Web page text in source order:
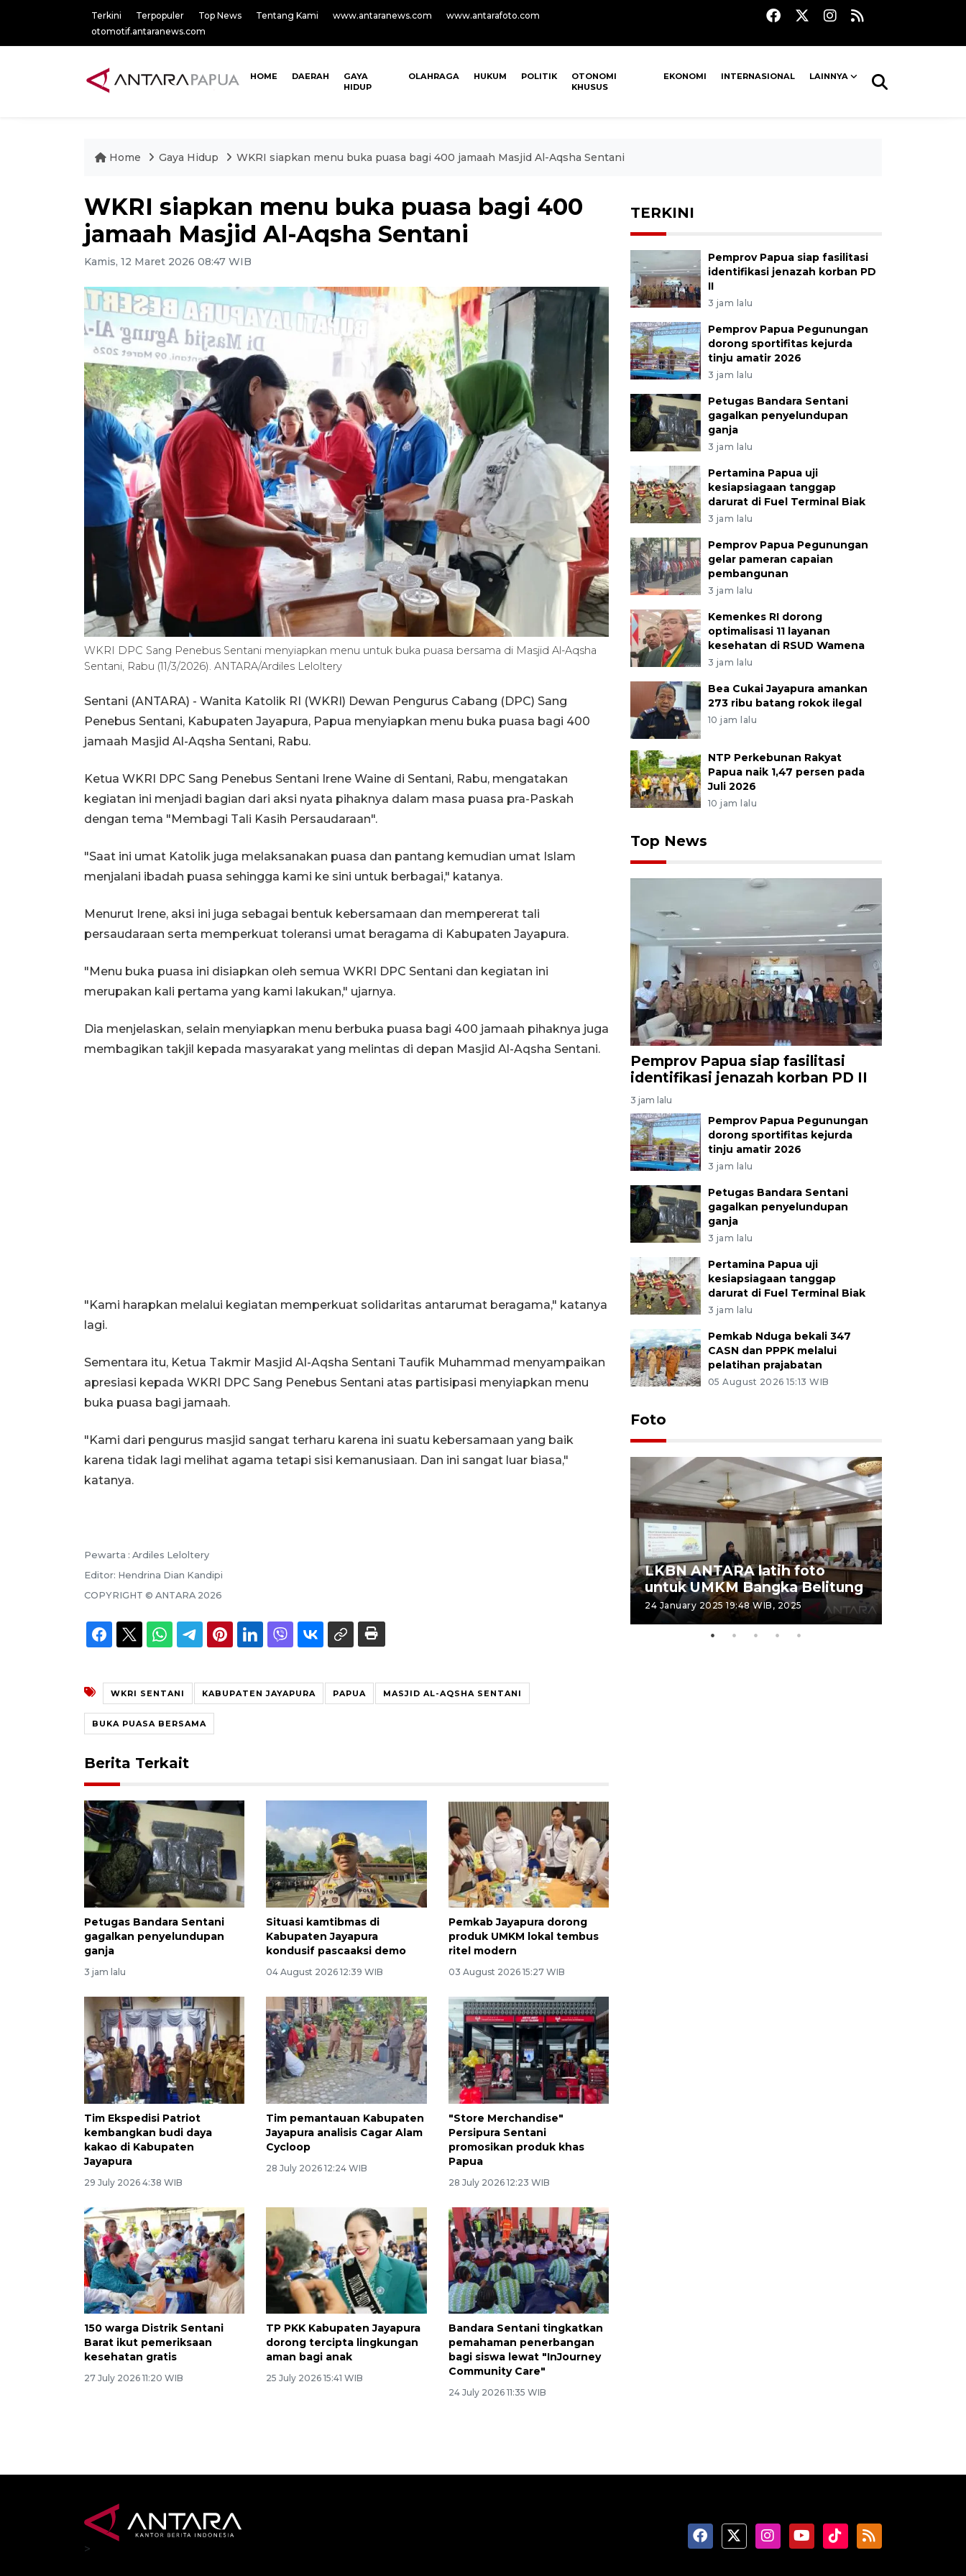
Terkini Terpopuler Top News Tentang Kami www.antaranews.com
www.antarafoto.com
otomotif.antaranews.com
HOME DAERAH
GAYA
HIDUP
OLAHRAGA HUKUM POLITIK
OTONOMI
KHUSUS
EKONOMI INTERNASIONAL LAINNYA
Home Gaya Hidup WKRI siapkan menu buka puasa bagi 400 jamaah Masjid Al-Aqsha Sentani
WKRI siapkan menu buka puasa bagi 400
jamaah Masjid Al-Aqsha Sentani
Kamis, 12 Maret 2026 08:47 WIB
WKRI DPC Sang Penebus Sentani menyiapkan menu untuk buka puasa bersama di Masjid Al-Aqsha
Sentani, Rabu (11/3/2026). ANTARA/Ardiles Leloltery
Sentani (ANTARA) - Wanita Katolik RI (WKRI) Dewan Pengurus Cabang (DPC) Sang
Penebus Sentani, Kabupaten Jayapura, Papua menyiapkan menu buka puasa bagi 400
jamaah Masjid Al-Aqsha Sentani, Rabu.
Ketua WKRI DPC Sang Penebus Sentani Irene Waine di Sentani, Rabu, mengatakan
kegiatan ini menjadi bagian dari aksi nyata pihaknya dalam masa puasa pra-Paskah
dengan tema "Membagi Tali Kasih Persaudaraan".
"Saat ini umat Katolik juga melaksanakan puasa dan pantang kemudian umat Islam
menjalani ibadah puasa sehingga kami ke sini untuk berbagai," katanya.
Menurut Irene, aksi ini juga sebagai bentuk kebersamaan dan mempererat tali
persaudaraan serta memperkuat toleransi umat beragama di Kabupaten Jayapura.
"Menu buka puasa ini disiapkan oleh semua WKRI DPC Sentani dan kegiatan ini
merupakan kali pertama yang kami lakukan," ujarnya.
Dia menjelaskan, selain menyiapkan menu berbuka puasa bagi 400 jamaah pihaknya juga
membagikan takjil kepada masyarakat yang melintas di depan Masjid Al-Aqsha Sentani.
"Kami harapkan melalui kegiatan memperkuat solidaritas antarumat beragama," katanya
lagi.
Sementara itu, Ketua Takmir Masjid Al-Aqsha Sentani Taufik Muhammad menyampaikan
apresiasi kepada WKRI DPC Sang Penebus Sentani atas partisipasi menyiapkan menu
buka puasa bagi jamaah.
"Kami dari pengurus masjid sangat terharu karena ini suatu kebersamaan yang baik
karena tidak lagi melihat agama tetapi sisi kemanusiaan. Dan ini sangat luar biasa,"
katanya.
Pewarta : Ardiles Leloltery
Editor: Hendrina Dian Kandipi
COPYRIGHT © ANTARA 2026
WKRI SENTANI KABUPATEN JAYAPURA PAPUA MASJID AL-AQSHA SENTANI
BUKA PUASA BERSAMA
Berita Terkait
Petugas Bandara Sentani
gagalkan penyelundupan
ganja
3 jam lalu
Situasi kamtibmas di
Kabupaten Jayapura
kondusif pascaaksi demo
04 August 2026 12:39 WIB
Pemkab Jayapura dorong
produk UMKM lokal tembus
ritel modern
03 August 2026 15:27 WIB
Tim Ekspedisi Patriot
kembangkan budi daya
kakao di Kabupaten
Jayapura
29 July 2026 4:38 WIB
Tim pemantauan Kabupaten
Jayapura analisis Cagar Alam
Cycloop
28 July 2026 12:24 WIB
"Store Merchandise"
Persipura Sentani
promosikan produk khas
Papua
28 July 2026 12:23 WIB
150 warga Distrik Sentani
Barat ikut pemeriksaan
kesehatan gratis
27 July 2026 11:20 WIB
TP PKK Kabupaten Jayapura
dorong tercipta lingkungan
aman bagi anak
25 July 2026 15:41 WIB
Bandara Sentani tingkatkan
pemahaman penerbangan
bagi siswa lewat "InJourney
Community Care"
24 July 2026 11:35 WIB
TERKINI
Pemprov Papua siap fasilitasi
identifikasi jenazah korban PD
II
3 jam lalu
Pemprov Papua Pegunungan
dorong sportifitas kejurda
tinju amatir 2026
3 jam lalu
Petugas Bandara Sentani
gagalkan penyelundupan
ganja
3 jam lalu
Pertamina Papua uji
kesiapsiagaan tanggap
darurat di Fuel Terminal Biak
3 jam lalu
Pemprov Papua Pegunungan
gelar pameran capaian
pembangunan
3 jam lalu
Kemenkes RI dorong
optimalisasi 11 layanan
kesehatan di RSUD Wamena
3 jam lalu
Bea Cukai Jayapura amankan
273 ribu batang rokok ilegal
10 jam lalu
NTP Perkebunan Rakyat
Papua naik 1,47 persen pada
Juli 2026
10 jam lalu
Top News
Pemprov Papua siap fasilitasi
identifikasi jenazah korban PD II
3 jam lalu
Pemprov Papua Pegunungan
dorong sportifitas kejurda
tinju amatir 2026
3 jam lalu
Petugas Bandara Sentani
gagalkan penyelundupan
ganja
3 jam lalu
Pertamina Papua uji
kesiapsiagaan tanggap
darurat di Fuel Terminal Biak
3 jam lalu
Pemkab Nduga bekali 347
CASN dan PPPK melalui
pelatihan prajabatan
05 August 2026 15:13 WIB
Foto
LKBN ANTARA latih foto
untuk UMKM Bangka Belitung
24 January 2025 19:48 WIB, 2025
>